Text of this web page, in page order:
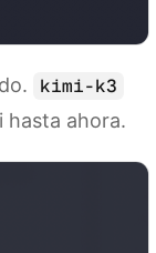
kimi-k3
hasta ahora.